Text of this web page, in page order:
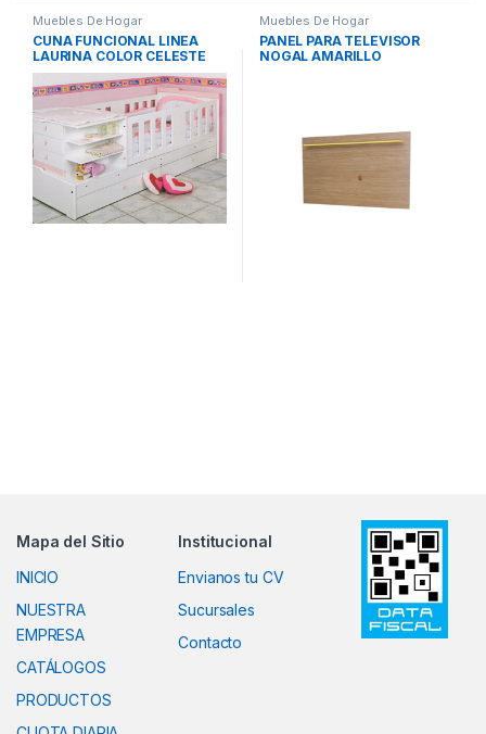
Muebles De Hogar
CUNA FUNCIONAL LINEA
LAURINA COLOR CELESTE
Muebles De Hogar
PANEL PARA TELEVISOR
NOGAL AMARILLO
Mapa del Sitio
INICIO
NUESTRA
EMPRESA
CATÁLOGOS
PRODUCTOS
Institucional
Envianos tu CV
Sucursales
Contacto